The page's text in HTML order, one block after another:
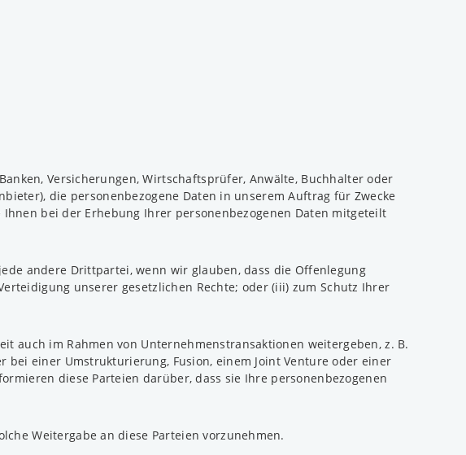
Versicherungen, Wirtschaftsprüfer, Anwälte, Buchhalter oder
die personenbezogene Daten in unserem Auftrag für Zwecke
bei der Erhebung Ihrer personenbezogenen Daten mitgeteilt
andere Drittpartei, wenn wir glauben, dass die Offenlegung
unserer gesetzlichen Rechte; oder (iii) zum Schutz Ihrer
auch im Rahmen von Unternehmenstransaktionen weitergeben, z. B.
bei einer Umstrukturierung, Fusion, einem Joint Venture oder einer
diese Parteien darüber, dass sie Ihre personenbezogenen
Weitergabe an diese Parteien vorzunehmen.